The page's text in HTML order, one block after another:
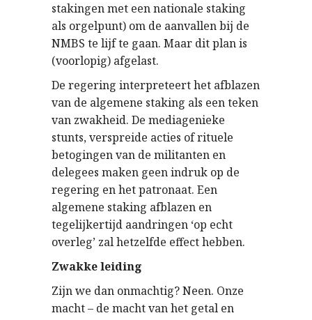
stakingen met een nationale staking
als orgelpunt) om de aanvallen bij de
NMBS te lijf te gaan. Maar dit plan is
(voorlopig) afgelast.
De regering interpreteert het afblazen
van de algemene staking als een teken
van zwakheid. De mediagenieke
stunts, verspreide acties of rituele
betogingen van de militanten en
delegees maken geen indruk op de
regering en het patronaat. Een
algemene staking afblazen en
tegelijkertijd aandringen ‘op echt
overleg’ zal hetzelfde effect hebben.
Zwakke leiding
Zijn we dan onmachtig? Neen. Onze
macht – de macht van het getal en